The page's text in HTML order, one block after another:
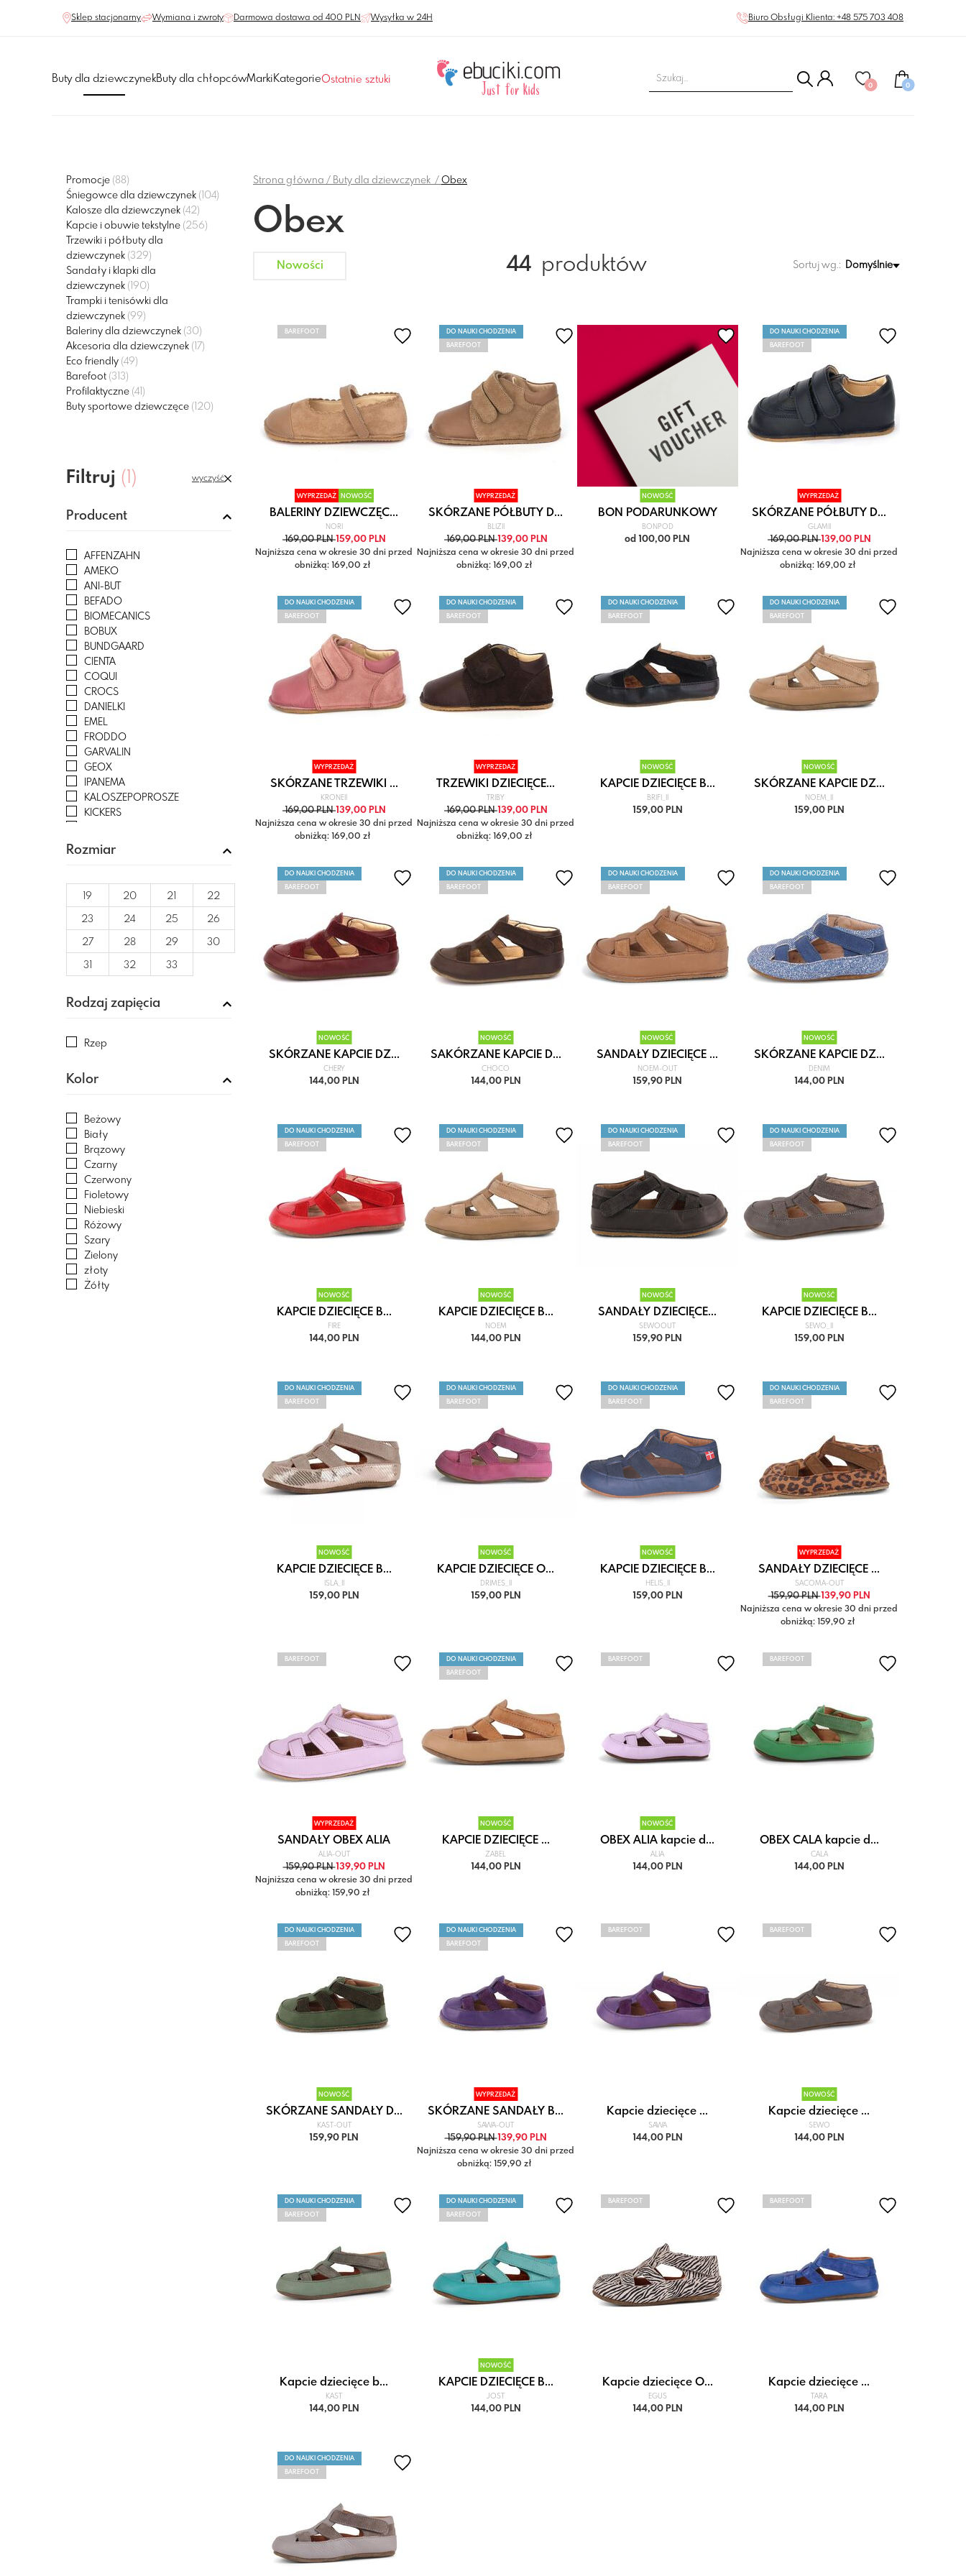
Sklep stacjonarny Wymiana i zwroty Darmowa dostawa od 400 PLN Wysyłka w 24H Biuro Obsługi Klienta: +48 575 703 408
Buty dla dziewczynekButy dla chłopcówMarkiKategorieOstatnie sztuki
0 0
Strona główna Buty dla dziewczynek Obex
Obex
Nowości 44 produktów Sortuj wg.: Domyślnie
Promocje (88)
Śniegowce dla dziewczynek (104)
Kalosze dla dziewczynek (42)
Kapcie i obuwie tekstylne (256)
Trzewiki i półbuty dla
dziewczynek (329)
Sandały i klapki dla
dziewczynek (190)
Trampki i tenisówki dla
dziewczynek (99)
Baleriny dla dziewczynek (30)
Akcesoria dla dziewczynek (17)
Eco friendly (49)
Barefoot (313)
Profilaktyczne (41)
Buty sportowe dziewczęce (120)
Filtruj (1) wyczyść
Producent
AFFENZAHN
AMEKO
ANI-BUT
BEFADO
BIOMECANICS
BOBUX
BUNDGAARD
CIENTA
COQUI
CROCS
DANIELKI
EMEL
FRODDO
GARVALIN
GEOX
IPANEMA
KALOSZEPOPROSZE
KICKERS
LEMIGO
MRUGAŁA
OBEX
PLAYSHOES
PRIMIGI
rayve
SUPERFIT
Rozmiar
19 20 21 22
23 24 25 26
27 28 29 30
31 32 33
Rodzaj zapięcia
Rzep
Kolor
Beżowy
Biały
Brązowy
Czarny
Czerwony
Fioletowy
Niebieski
Różowy
Szary
Zielony
złoty
Żółty
BAREFOOT
WYPRZEDAŻ NOWOŚĆ
BALERINY DZIEWCZĘC...
NORI
169,00 PLN159,00 PLN
Najniższa cena w okresie 30 dni przed
obniżką: 169,00 zł
DO NAUKI CHODZENIA
BAREFOOT
WYPRZEDAŻ
SKÓRZANE PÓŁBUTY D...
BLIZII
169,00 PLN139,00 PLN
Najniższa cena w okresie 30 dni przed
obniżką: 169,00 zł
NOWOŚĆ
BON PODARUNKOWY
BONPOD
od 100,00 PLN
DO NAUKI CHODZENIA
BAREFOOT
WYPRZEDAŻ
SKÓRZANE PÓŁBUTY D...
GLAMII
169,00 PLN139,00 PLN
Najniższa cena w okresie 30 dni przed
obniżką: 169,00 zł
DO NAUKI CHODZENIA
BAREFOOT
WYPRZEDAŻ
SKÓRZANE TRZEWIKI ...
KRONEII
169,00 PLN139,00 PLN
Najniższa cena w okresie 30 dni przed
obniżką: 169,00 zł
DO NAUKI CHODZENIA
BAREFOOT
WYPRZEDAŻ
TRZEWIKI DZIECIĘCE...
TRIBY
169,00 PLN139,00 PLN
Najniższa cena w okresie 30 dni przed
obniżką: 169,00 zł
DO NAUKI CHODZENIA
BAREFOOT
NOWOŚĆ
KAPCIE DZIECIĘCE B...
BRIFI_II
159,00 PLN
DO NAUKI CHODZENIA
BAREFOOT
NOWOŚĆ
SKÓRZANE KAPCIE DZ...
NOEM_II
159,00 PLN
DO NAUKI CHODZENIA
BAREFOOT
NOWOŚĆ
SKÓRZANE KAPCIE DZ...
CHERY
144,00 PLN
DO NAUKI CHODZENIA
BAREFOOT
NOWOŚĆ
SAKÓRZANE KAPCIE D...
CHOCO
144,00 PLN
DO NAUKI CHODZENIA
BAREFOOT
NOWOŚĆ
SANDAŁY DZIECIĘCE ...
NOEM-OUT
159,90 PLN
DO NAUKI CHODZENIA
BAREFOOT
NOWOŚĆ
SKÓRZANE KAPCIE DZ...
DENIM
144,00 PLN
DO NAUKI CHODZENIA
BAREFOOT
NOWOŚĆ
KAPCIE DZIECIĘCE B...
FIRE
144,00 PLN
DO NAUKI CHODZENIA
BAREFOOT
NOWOŚĆ
KAPCIE DZIECIĘCE B...
NOEM
144,00 PLN
DO NAUKI CHODZENIA
BAREFOOT
NOWOŚĆ
SANDAŁY DZIECIĘCE...
SEWOOUT
159,90 PLN
DO NAUKI CHODZENIA
BAREFOOT
NOWOŚĆ
KAPCIE DZIECIĘCE B...
SEWO_II
159,00 PLN
DO NAUKI CHODZENIA
BAREFOOT
NOWOŚĆ
KAPCIE DZIECIĘCE B...
ISLA_II
159,00 PLN
DO NAUKI CHODZENIA
BAREFOOT
NOWOŚĆ
KAPCIE DZIECIĘCE O...
DRIMES_II
159,00 PLN
DO NAUKI CHODZENIA
BAREFOOT
NOWOŚĆ
KAPCIE DZIECIĘCE B...
HELIS_II
159,00 PLN
DO NAUKI CHODZENIA
BAREFOOT
WYPRZEDAŻ
SANDAŁY DZIECIĘCE ...
SACOMA-OUT
159,90 PLN139,90 PLN
Najniższa cena w okresie 30 dni przed
obniżką: 159,90 zł
BAREFOOT
WYPRZEDAŻ
SANDAŁY OBEX ALIA
ALIA-OUT
159,90 PLN139,90 PLN
Najniższa cena w okresie 30 dni przed
obniżką: 159,90 zł
DO NAUKI CHODZENIA
BAREFOOT
NOWOŚĆ
KAPCIE DZIECIĘCE ...
ZABEL
144,00 PLN
BAREFOOT
NOWOŚĆ
OBEX ALIA kapcie d...
ALIA
144,00 PLN
BAREFOOT
OBEX CALA kapcie d...
CALA
144,00 PLN
DO NAUKI CHODZENIA
BAREFOOT
NOWOŚĆ
SKÓRZANE SANDAŁY D...
KAST-OUT
159,90 PLN
DO NAUKI CHODZENIA
BAREFOOT
WYPRZEDAŻ
SKÓRZANE SANDAŁY B...
SAWA-OUT
159,90 PLN139,90 PLN
Najniższa cena w okresie 30 dni przed
obniżką: 159,90 zł
BAREFOOT
Kapcie dziecięce ...
SAWA
144,00 PLN
BAREFOOT
NOWOŚĆ
Kapcie dziecięce ...
SEWO
144,00 PLN
DO NAUKI CHODZENIA
BAREFOOT
Kapcie dziecięce b...
KAST
144,00 PLN
DO NAUKI CHODZENIA
BAREFOOT
NOWOŚĆ
KAPCIE DZIECIĘCE B...
JOST
144,00 PLN
BAREFOOT
Kapcie dziecięce O...
EGUS
144,00 PLN
BAREFOOT
Kapcie dziecięce ...
TARA
144,00 PLN
DO NAUKI CHODZENIA
BAREFOOT